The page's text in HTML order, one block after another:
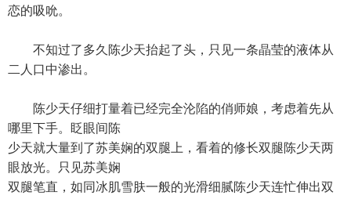
恋的吸吮。
不知过了多久陈少天抬起了头，只见一条晶莹的液体从
二人口中渗出。
陈少天仔细打量着已经完全沦陷的俏师娘，考虑着先从
哪里下手。眨眼间陈
少天就大量到了苏美娴的双腿上，看着的修长双腿陈少天两
眼放光。只见苏美娴
双腿笔直，如同冰肌雪肤一般的光滑细腻陈少天连忙伸出双